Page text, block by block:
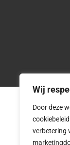
Wij
Door deze
verbetering